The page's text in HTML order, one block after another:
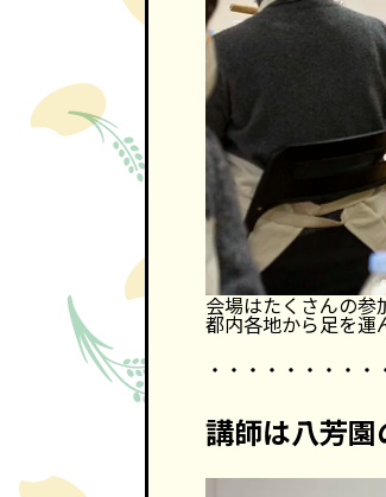
会場はたくさんの
都内各地から足を運
・・・・・・・・
講師は八芳